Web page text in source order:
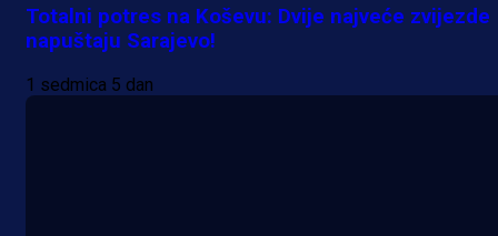
Totalni potres na Koševu: Dvije najveće zvijezde
napuštaju Sarajevo!
1 sedmica 5 dan